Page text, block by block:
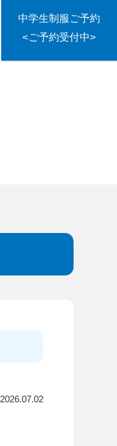
中学生制服ご予約
<ご予約受付中>
2026.07.02